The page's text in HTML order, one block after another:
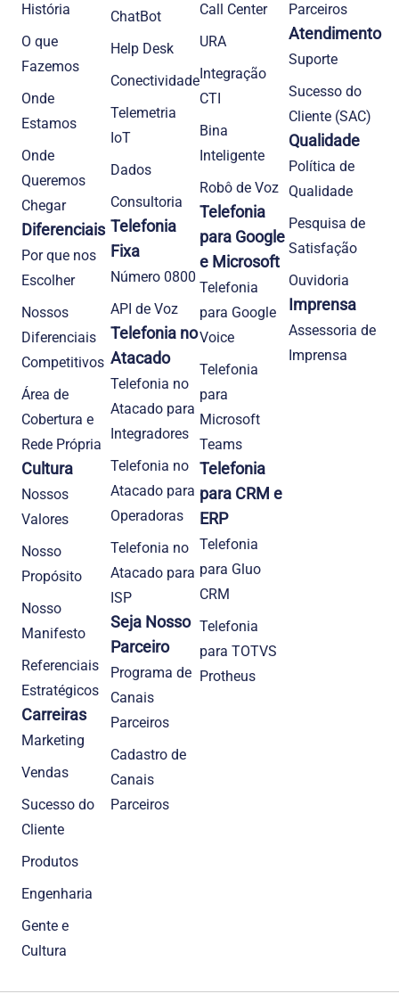
História
O que
Fazemos
Onde
Estamos
Onde
Queremos
Chegar
Diferenciais
Por que nos
Escolher
Nossos
Diferenciais
Competitivos
Área de
Cobertura e
Rede Própria
Cultura
Nossos
Valores
Nosso
Propósito
Nosso
Manifesto
Referenciais
Estratégicos
Carreiras
Marketing
Vendas
Sucesso do
Cliente
Produtos
Engenharia
Gente e
Cultura
ChatBot
Help Desk
Conectividade
Telemetria
IoT
Dados
Consultoria
Telefonia
Fixa
Número 0800
API de Voz
Telefonia no
Atacado
Telefonia no
Atacado para
Integradores
Telefonia no
Atacado para
Operadoras
Telefonia no
Atacado para
ISP
Seja Nosso
Parceiro
Programa de
Canais
Parceiros
Cadastro de
Canais
Parceiros
Call Center
URA
Integração
CTI
Bina
Inteligente
Robô de Voz
Telefonia
para Google
e Microsoft
Telefonia
para Google
Voice
Telefonia
para
Microsoft
Teams
Telefonia
para CRM e
ERP
Telefonia
para Gluo
CRM
Telefonia
para TOTVS
Protheus
Parceiros
Atendimento
Suporte
Sucesso do
Cliente (SAC)
Qualidade
Política de
Qualidade
Pesquisa de
Satisfação
Ouvidoria
Imprensa
Assessoria de
Imprensa